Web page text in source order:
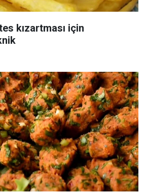
kızartması için